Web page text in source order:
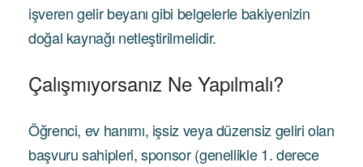
işveren gelir beyanı gibi belgelerle bakiyenizin
doğal kaynağı netleştirilmelidir.
Çalışmıyorsanız Ne Yapılmalı?
Öğrenci, ev hanımı, işsiz veya düzensiz geliri olan
başvuru sahipleri, sponsor (genellikle 1. derece